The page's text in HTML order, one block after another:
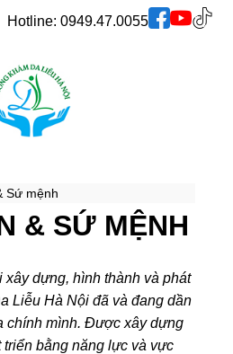
Hotline: 0949.47.0055
Sứ mệnh
& SỨ MỆNH
xây dựng, hình thành và phát
Liễu Hà Nội đã và đang dần
chính mình. Được xây dựng
triển bằng năng lực và vực